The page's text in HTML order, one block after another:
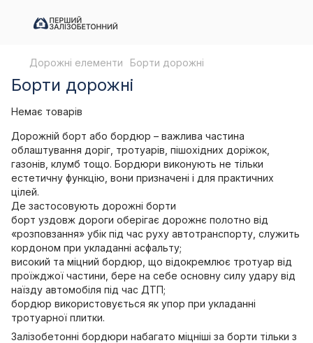
Дорожні елементи Борти дорожні
Борти дорожні
Немає товарів
Дорожній борт або бордюр – важлива частина
облаштування доріг, тротуарів, пішохідних доріжок,
газонів, клумб тощо. Бордюри виконують не тільки
естетичну функцію, вони призначені і для практичних
цілей.
Де застосовують дорожні борти
борт уздовж дороги оберігає дорожнє полотно від
«розповзання» убік під час руху автотранспорту, служить
кордоном при укладанні асфальту;
високий та міцний бордюр, що відокремлює тротуар від
проїжджої частини, бере на себе основну силу удару від
наїзду автомобіля під час ДТП;
бордюр використовується як упор при укладанні
тротуарної плитки.
Залізобетонні бордюри набагато міцніші за борти тільки з